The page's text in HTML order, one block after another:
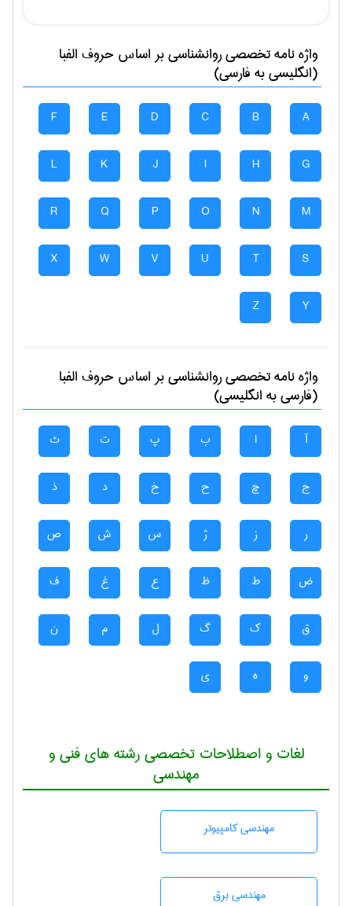
واژه نامه تخصصیروانشناسیبر اساس حروف الفبا
(انگلیسی به فارسی)
A
B
C
D
E
F
G
H
I
J
K
L
M
N
O
P
Q
R
S
T
U
V
W
X
Y
Z
واژه نامه تخصصیروانشناسیبر اساس حروف الفبا
(فارسی به انگلیسی)
آ ا ب پ ت ث
ج چ ح خ د ذ
ر ز ژ س ش ص
ض ط ظ ع غ ف
ق ک گ ل م ن
و ه ی
لغات و اصطلاحات تخصصی رشته های فنی و
مهندسی
مهندسی كامپيوتر
مهندسی برق